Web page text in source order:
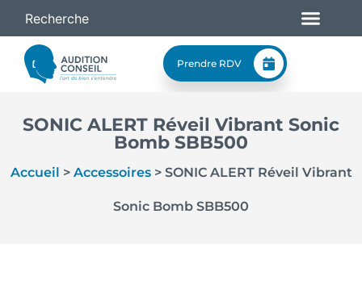
Prendre RDV
SONIC ALERT Réveil Vibrant Sonic
Bomb SBB500
Accueil > Accessoires> SONIC ALERT Réveil Vibrant
Sonic Bomb SBB500